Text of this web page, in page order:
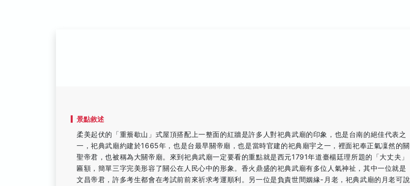
景點敘述
柔美起伏的「重簷歇山」式屋頂搭配上一整面的紅牆是許多人對祀典武廟的印象，也是台南的絕佳代表之
一，祀典武廟約建於1665年，也是台最早關帝廟，也是當時官建的祀典廟宇之一，裡面祀奉正氣凜然的關
聖帝君，也被稱為大關帝廟。來到祀典武廟一定要看的重點就是西元1791年道臺楊廷理所題的「大丈夫」
匾額，簡單三字完美形容了關公在人民心中的形象。香火鼎盛的祀典武廟有多位人氣神祉，其中一位就是
文昌帝君，許多考生都會在考試前前來祈求考運順利。另一位是負責世間姻緣-月老，祀典武廟的月老可說